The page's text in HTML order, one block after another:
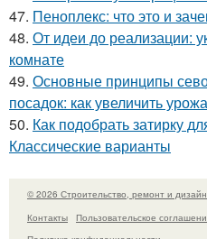
47. Пеноплекс: что это и
48. От идеи до реализации:
комнате
49. Основные принципы
посадок: как увеличить
50. Как подобрать затирку
Классические варианты
© 2026 Строительство, ремонт и дизайн
Контакты
Пользовательское